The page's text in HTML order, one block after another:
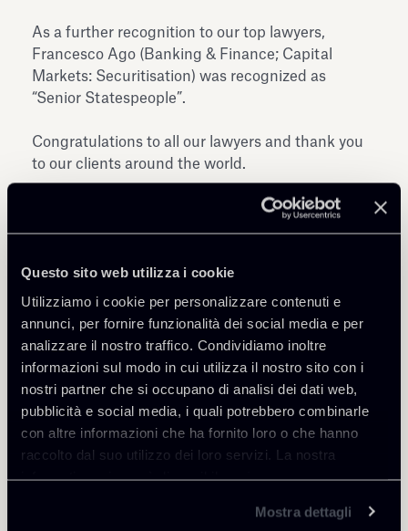
Questo sito web utilizza i cookie
Utilizziamo i cookie per personalizzare contenuti e
annunci, per fornire funzionalità dei social media e per
analizzare il nostro traffico. Condividiamo inoltre
informazioni sul modo in cui utilizza il nostro sito con i
nostri partner che si occupano di analisi dei dati web,
pubblicità e social media, i quali potrebbero combinarle
con altre informazioni che ha fornito loro o che hanno
raccolto dal suo utilizzo dei loro servizi. La nostra
informativa privacy è disponibilequi.
Mostra dettagli
Approfondisci
As a further recognition to our top lawyers,
Francesco Ago (Banking & Finance; Capital
Markets: Securitisation) was recognized as
“Senior Statespeople”.
Congratulations to all our lawyers and thank you
to our clients around the world.
Condividi